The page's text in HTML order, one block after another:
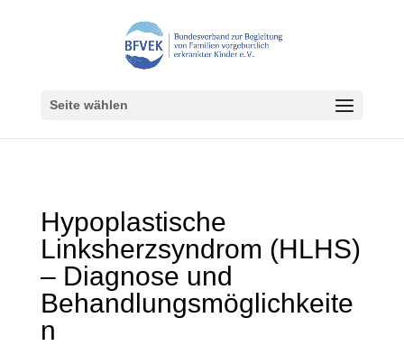
Seite wählen
Hypoplastische
Linksherzsyndrom (HLHS)
– Diagnose und
Behandlungsmöglichkeite
n